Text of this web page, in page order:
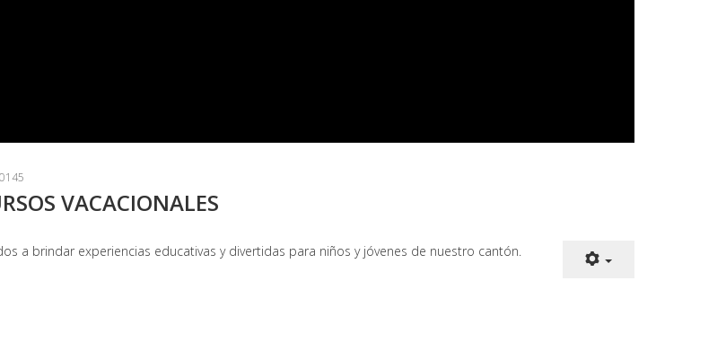
VACACIONALES
a brindar experiencias educativas y divertidas para niños y jóvenes de nuestro cantón.